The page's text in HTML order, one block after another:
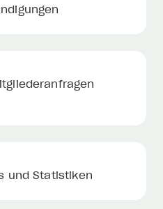
und Statistiken